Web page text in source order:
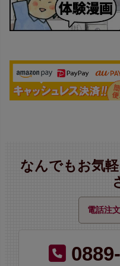
なんでもお気
電話注